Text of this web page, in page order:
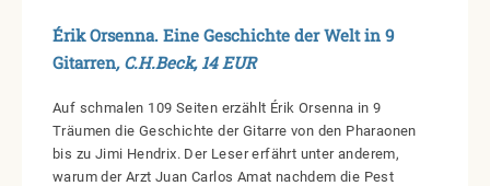
Érik Orsenna. Eine Geschichte der Welt in 9
Gitarren, C.H.Beck, 14 EUR
Auf schmalen 109 Seiten erzählt Érik Orsenna in 9
Träumen die Geschichte der Gitarre von den Pharaonen
bis zu Jimi Hendrix. Der Leser erfährt unter anderem,
warum der Arzt Juan Carlos Amat nachdem die Pest